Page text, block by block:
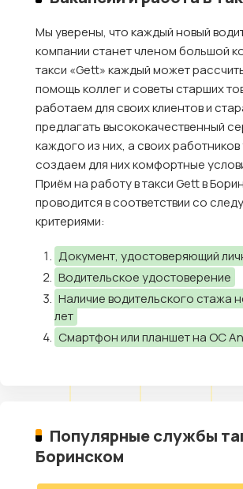
Мы уверены, что каждый новый
компании станет членом большой
такси «Gett» каждый может
помощь коллег и советы старших
работаем для своих клиентов и
предлагать высококачественный
каждого из них, а своих
создаем для них комфортные
Приём на работу в такси Gett в
проводится в соответствии со
критериями:
Документ, удостоверяющий
Водительское удостоверение
Наличие водительского стажа
лет
Смартфон или планшет на ОС
Популярные службы
Боринском